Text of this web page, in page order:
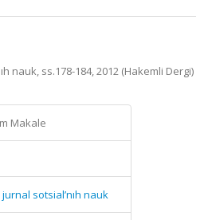
nauk, ss.178-184, 2012 (Hakemli Dergi)
Makale
sotsial’nıh nauk